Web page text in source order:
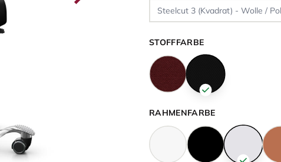
STOFFFARBE
RAHMENFARBE